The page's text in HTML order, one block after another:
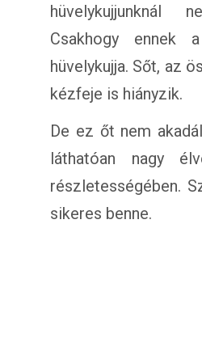
hüvelykujjunknál
Csakhogy ennek
hüvelykujja. Sőt, az
kézfeje is hiányzik.
De ez őt nem
láthatóan nagy
részletességében.
sikeres benne.